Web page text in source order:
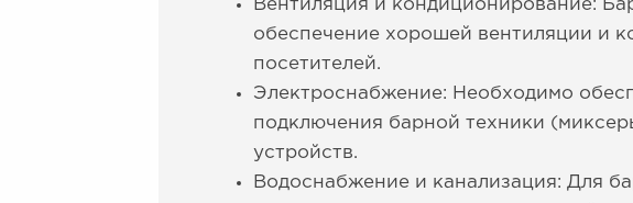
Вентиляция и кондиционирование:
обеспечение хорошей вентиляции и
посетителей.
Электроснабжение: Необходимо
подключения барной техники
устройств.
Водоснабжение и канализация: Для